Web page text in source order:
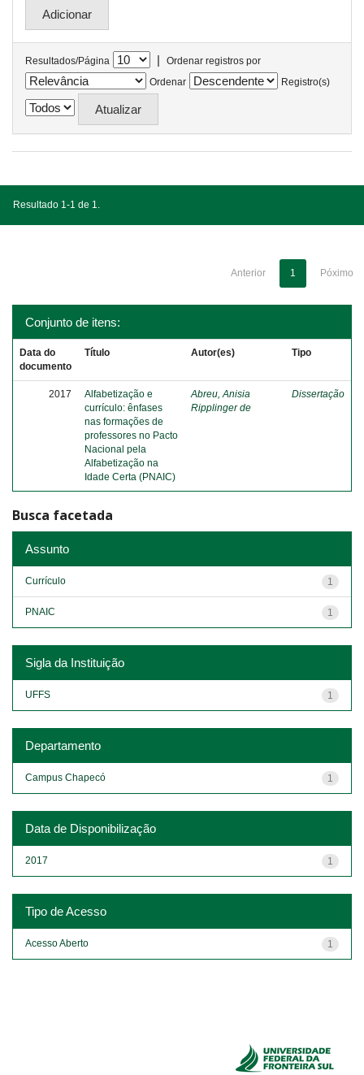
Resultados/Página |
Ordenar registros por
Ordenar
Registro(s)
Resultado 1-1 de 1.
Anterior 1 Póximo
Conjunto de itens:
Data do
documento
Título Autor(es) Tipo
2017
Alfabetização e
currículo: ênfases
nas formações de
professores no Pacto
Nacional pela
Alfabetização na
Idade Certa (PNAIC)
Abreu, Anisia
Ripplinger de
Dissertação
Busca facetada
Assunto
1
Currículo
1
PNAIC
Sigla da Instituição
1
UFFS
Departamento
1
Campus Chapecó
Data de Disponibilização
1
2017
Tipo de Acesso
1
Acesso Aberto